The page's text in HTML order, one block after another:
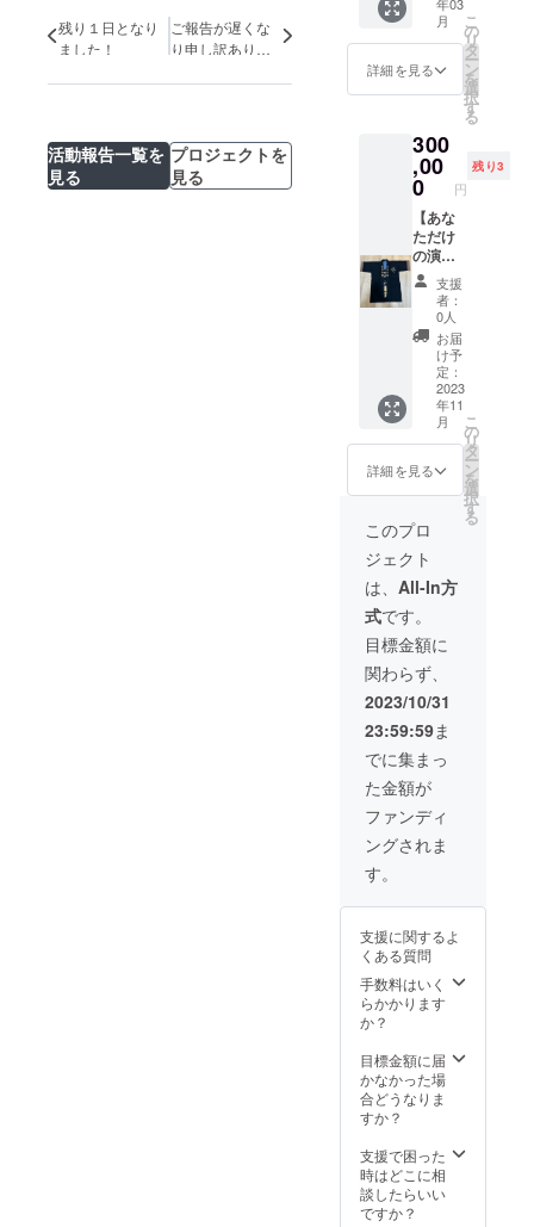
残り１日となり
ました！
ご報告が遅くな
り申し訳ありま
活動報告一覧を
見る
プロジェクトを
見る
る温度
まで調
整しな
がら焼
独自の
窯で一
層一層
かけて
丁寧に
じっく
りと焼
き上げ
るから
こそ生
まれ
る、
しっと
り感が
印象に
残るバ
ウム
す。夕
ンチョ
コレー
みまし
た。 夕
張初の
道の駅
『夕張
ド』限
定のバ
クーヘ
ンをぜ
しみく
原材料
及び添
加物等
の食品
表示
は、お
ベルに
表記さ
れます
付して
おりま
す）。
商品開
りーさ
だの杜
（予
定）
も可能
です。
メール
にて視
聴用
URLを
お送り
させて
いただ
きま
す。 ②
竜花オ
リジナ
ルの手
ぬぐい
をお送
りいた
しま
イズ：
m×h35
0mm
・素
材：岡
生地
・製
法：反
応染
詰まり
載】 ①
支援者
限定の
感謝を
お伝え
ご招待
いたし
ます。
・日
時：
2024年
3月10日
（予
定）
・場
所：北
海道夕
張市沼
ノ沢38
番地
あ・
りーさ
だの杜
（予
※オンラ
インで
の視聴
も可能
です。
メール
にて視
聴用
URLを
お送り
させて
いただ
きま
す。 ②
竜花オ
リジナ
ルの手
ぬぐい
しま
・サ
イズ：
w900m
m×h35
材：岡
生地
・製
め、地
詰まり
③竜花
の太鼓
年03
月
詳細を見る
こ
の
リ
タ
ー
ン
を
選
択
す
る
300
,00
0 円
残り3
【あな
ただけ
の演奏
会のご
招待＋
竜花オ
リジナ
ル法
被】 ①
あなた
だけの
ために
感謝を
お伝え
する演
ご招待
いたし
ます。
・日
時：支
援いた
だいた
後に個
別調整
・場
所：夕
張市に
お越し
いただ
きます
（交通
費は自
己負担
・内
奏2曲10
分程度
＋交流
10分程
他：支
援者を
含むグ
応も
可 ②
竜花オ
リジナ
支援
者：
0人
お届
け予
定：
2023
年11
月
詳細を見る
こ
の
リ
タ
ー
ン
を
選
択
す
る
このプロ
ジェクト
は、 All-In方
式です。
目標金額に
関わらず、
2023/10/31
23:59:59ま
でに集まっ
た金額が
ファンディ
ングされま
す。
支援に関するよ
くある質問
手数料はいく
らかかります
か？
目標金額に届
かなかった場
合どうなりま
すか？
支援で困った
時はどこに相
談したらいい
ですか？